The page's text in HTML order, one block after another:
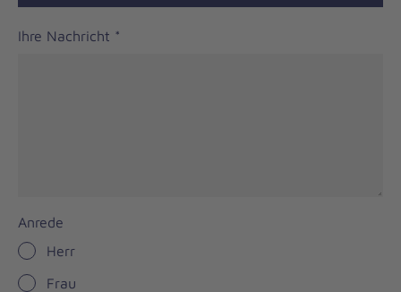
Ihre Nachricht *
Anrede
Herr
Frau